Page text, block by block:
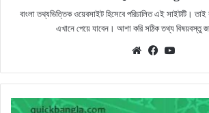
বাংলা তথ্যভিত্তিক ওয়েবসাইট হিসেবে পরিচালিত এই সাইটটি।
এখানে পেয়ে যাবেন। আশা করি সঠিক তথ্য বিষয়বস্তু
WebsiteFacebook
ইসবাত